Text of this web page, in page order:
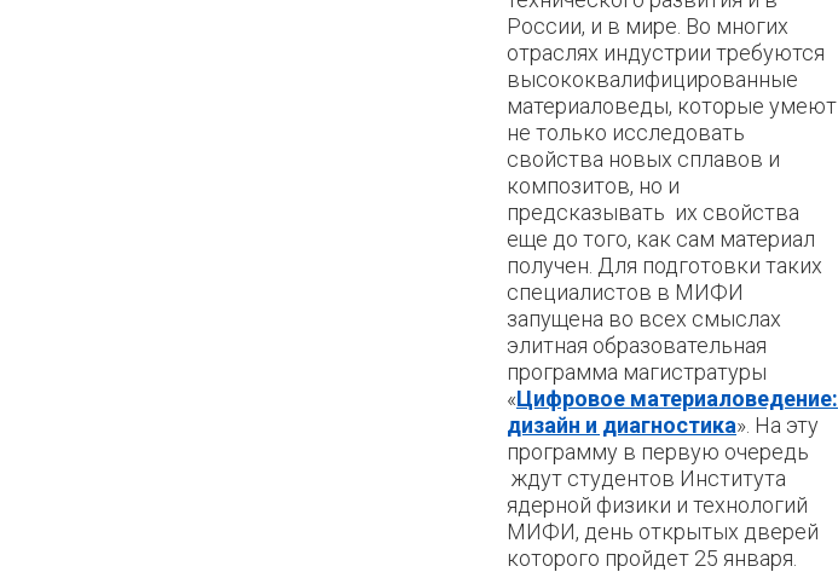
России, и в мире. Во многих
отраслях индустрии требуются
высококвалифицированные
материаловеды, которые умеют
не только исследовать
свойства новых сплавов и
композитов, но и
предсказывать их свойства
еще до того, как сам материал
получен. Для подготовки таких
специалистов в МИФИ
запущена во всех смыслах
элитная образовательная
программа магистратуры
«Цифровое материаловедение:
дизайн и диагностика». На эту
программу в первую очередь
ждут студентов Института
ядерной физики и технологий
МИФИ, день открытых дверей
которого пройдет 25 января.